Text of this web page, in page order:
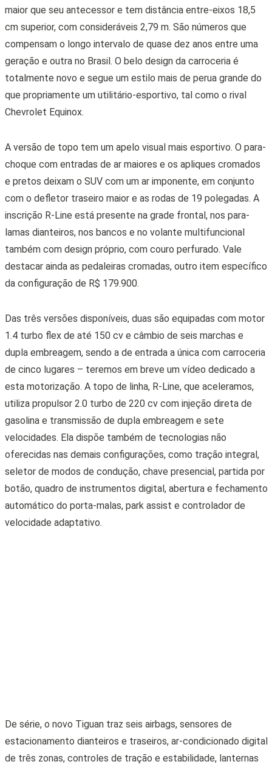
maior que seu antecessor e tem distância entre-eixos 18,5
cm superior, com consideráveis 2,79 m. São números que
compensam o longo intervalo de quase dez anos entre uma
geração e outra no Brasil. O belo design da carroceria é
totalmente novo e segue um estilo mais de perua grande do
que propriamente um utilitário-esportivo, tal como o rival
Chevrolet Equinox.
A versão de topo tem um apelo visual mais esportivo. O para-
choque com entradas de ar maiores e os apliques cromados
e pretos deixam o SUV com um ar imponente, em conjunto
com o defletor traseiro maior e as rodas de 19 polegadas. A
inscrição R-Line está presente na grade frontal, nos para-
lamas dianteiros, nos bancos e no volante multifuncional
também com design próprio, com couro perfurado. Vale
destacar ainda as pedaleiras cromadas, outro item específico
da configuração de R$ 179.900.
Das três versões disponíveis, duas são equipadas com motor
1.4 turbo flex de até 150 cv e câmbio de seis marchas e
dupla embreagem, sendo a de entrada a única com carroceria
de cinco lugares – teremos em breve um vídeo dedicado a
esta motorização. A topo de linha, R-Line, que aceleramos,
utiliza propulsor 2.0 turbo de 220 cv com injeção direta de
gasolina e transmissão de dupla embreagem e sete
velocidades. Ela dispõe também de tecnologias não
oferecidas nas demais configurações, como tração integral,
seletor de modos de condução, chave presencial, partida por
botão, quadro de instrumentos digital, abertura e fechamento
automático do porta-malas, park assist e controlador de
velocidade adaptativo.
detector de fadiga do motorista, monitoramento da pressão
dos pneus e três entradas USB. O único opcional é o teto
panorâmico, por R$ 4 mil.